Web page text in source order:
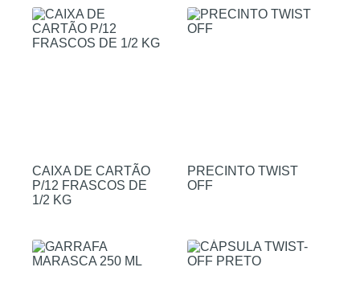
CAIXA DE CARTÃO
P/12 FRASCOS DE
1/2 KG
PRECINTO TWIST
OFF